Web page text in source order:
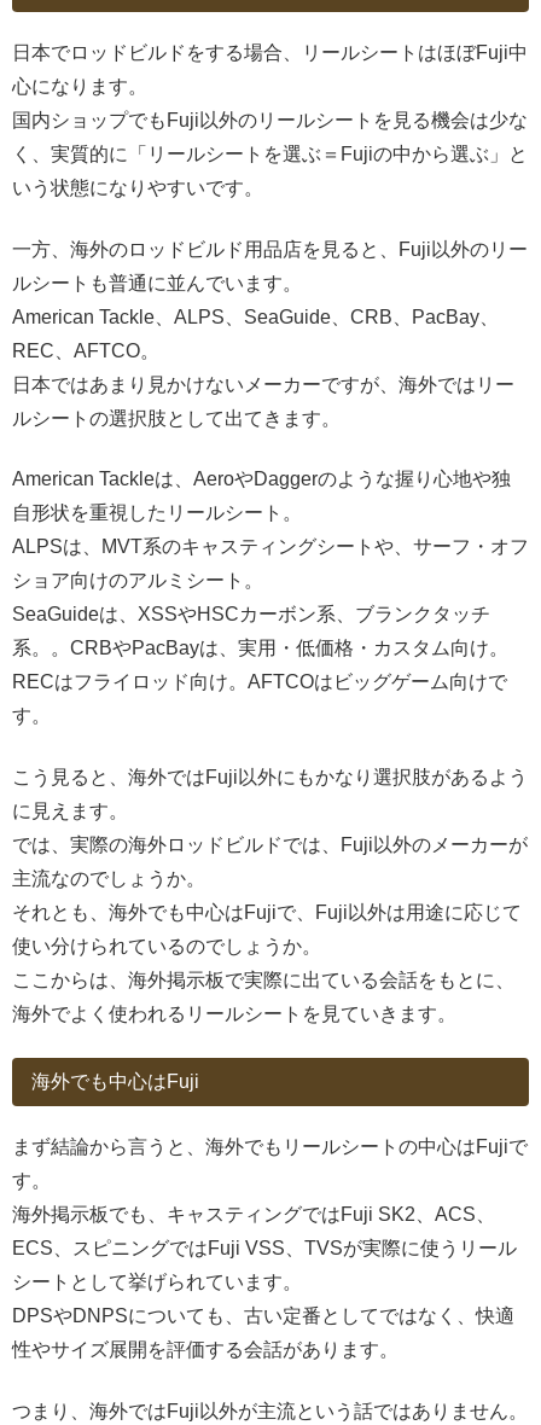
日本でロッドビルドをする場合、リールシートはほぼFuji中
心になります。
国内ショップでもFuji以外のリールシートを見る機会は少な
く、実質的に「リールシートを選ぶ＝Fujiの中から選ぶ」と
いう状態になりやすいです。
一方、海外のロッドビルド用品店を見ると、Fuji以外のリー
ルシートも普通に並んでいます。
American Tackle、ALPS、SeaGuide、CRB、PacBay、
REC、AFTCO。
日本ではあまり見かけないメーカーですが、海外ではリー
ルシートの選択肢として出てきます。
American Tackleは、AeroやDaggerのような握り心地や独
自形状を重視したリールシート。
ALPSは、MVT系のキャスティングシートや、サーフ・オフ
ショア向けのアルミシート。
SeaGuideは、XSSやHSCカーボン系、ブランクタッチ
系。。CRBやPacBayは、実用・低価格・カスタム向け。
RECはフライロッド向け。AFTCOはビッグゲーム向けで
す。
こう見ると、海外ではFuji以外にもかなり選択肢があるよう
に見えます。
では、実際の海外ロッドビルドでは、Fuji以外のメーカーが
主流なのでしょうか。
それとも、海外でも中心はFujiで、Fuji以外は用途に応じて
使い分けられているのでしょうか。
ここからは、海外掲示板で実際に出ている会話をもとに、
海外でよく使われるリールシートを見ていきます。
海外でも中心はFuji
まず結論から言うと、海外でもリールシートの中心はFujiで
す。
海外掲示板でも、キャスティングではFuji SK2、ACS、
ECS、スピニングではFuji VSS、TVSが実際に使うリール
シートとして挙げられています。
DPSやDNPSについても、古い定番としてではなく、快適
性やサイズ展開を評価する会話があります。
つまり、海外ではFuji以外が主流という話ではありません。